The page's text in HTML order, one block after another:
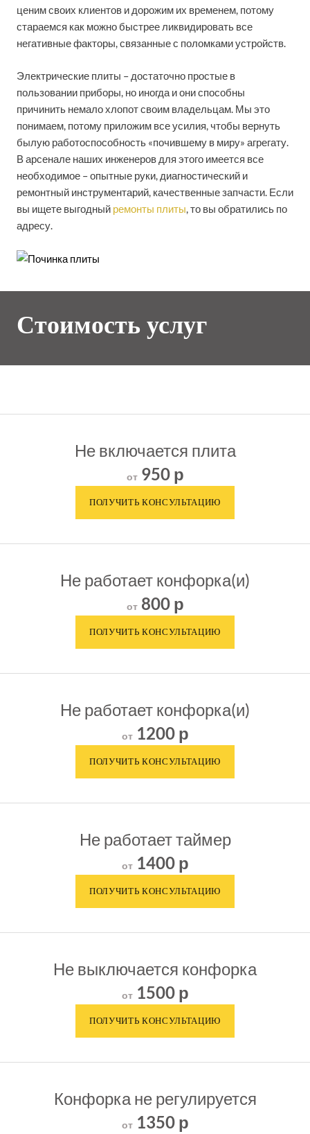
ценим своих клиентов и дорожим их временем, потому
стараемся как можно быстрее ликвидировать все
негативные факторы, связанные с поломками устройств.
Электрические плиты – достаточно простые в
пользовании приборы, но иногда и они способны
причинить немало хлопот своим владельцам. Мы это
понимаем, потому приложим все усилия, чтобы вернуть
былую работоспособность «почившему в миру» агрегату.
В арсенале наших инженеров для этого имеется все
необходимое – опытные руки, диагностический и
ремонтный инструментарий, качественные запчасти. Если
вы ищете выгодный ремонты плиты , то вы обратились по
адресу.
Стоимость услуг
Не включается плита
от950 р
Не работает конфорка(и)
от800 р
Не работает конфорка(и)
от1200 р
Не работает таймер
от1400 р
Не выключается конфорка
от1500 р
Конфорка не регулируется
от1350 р